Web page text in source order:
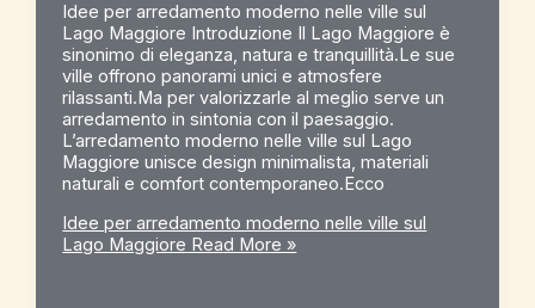
Idee per arredamento moderno nelle ville sul
Lago Maggiore Introduzione Il Lago Maggiore è
sinonimo di eleganza, natura e tranquillità.Le sue
ville offrono panorami unici e atmosfere
rilassanti.Ma per valorizzarle al meglio serve un
arredamento in sintonia con il paesaggio.
L’arredamento moderno nelle ville sul Lago
Maggiore unisce design minimalista, materiali
naturali e comfort contemporaneo.Ecco
Idee per arredamento moderno nelle ville sul
Lago Maggiore Read More »